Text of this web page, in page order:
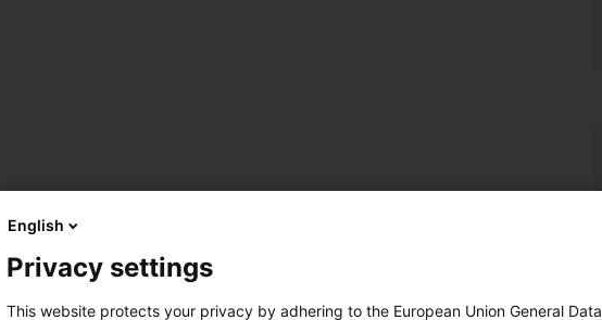
English
Privacy settings
This website protects your privacy by adhering to the European Union General Data